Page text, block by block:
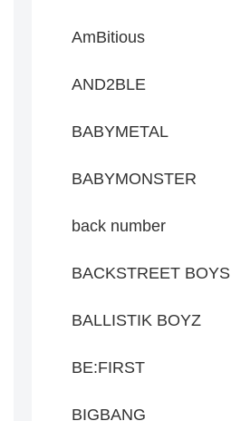
AmBitious
AND2BLE
BABYMETAL
BABYMONSTER
back number
BACKSTREET BOYS
BALLISTIK BOYZ
BE:FIRST
BIGBANG